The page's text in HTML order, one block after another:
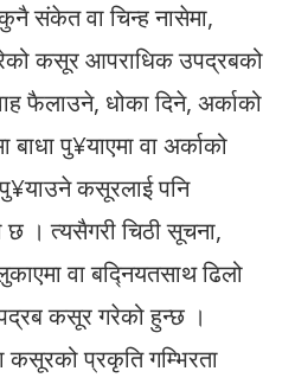
संकेत वा चिन्ह नासेमा,
कसूर आपराधिक उपद्रबको
फैलाउने, धोका दिने, अर्काको
बाधा पु¥याएमा वा अर्काको
पु¥याउने कसूरलाई पनि
। त्यसैगरी चिठी सूचना,
वा बद्नियतसाथ ढिलो
कसूर गरेको हुन्छ ।
प्रकृति गम्भिरता